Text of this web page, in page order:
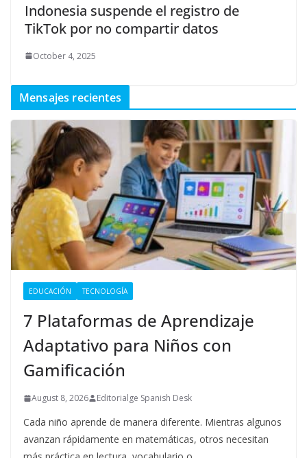
Indonesia suspende el registro de
TikTok por no compartir datos
October 4, 2025
Mensajes recientes
EDUCACIÓN TECNOLOGÍA
7 Plataformas de Aprendizaje
Adaptativo para Niños con
Gamificación
August 8, 2026 Editorialge Spanish Desk
Cada niño aprende de manera diferente. Mientras algunos
avanzan rápidamente en matemáticas, otros necesitan